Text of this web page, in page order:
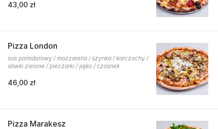
43,00 zł
Pizza London
sos pomidorowy / mozzarella / szynka / karczochy /
oliwki zielone / pieczarki / jajko / czosnek
46,00 zł
Pizza Marakesz